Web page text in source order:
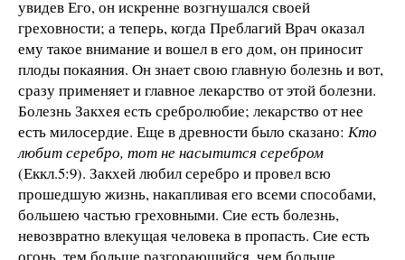
увидев Его, он искренне возгнушался своей
греховности; а теперь, когда Преблагий Врач оказал
ему такое внимание и вошел в его дом, он приносит
плоды покаяния. Он знает свою главную болезнь и вот,
сразу применяет и главное лекарство от этой болезни.
Болезнь Закхея есть сребролюбие; лекарство от нее
есть милосердие. Еще в древности было сказано: Кто
любит серебро, тот не насытится серебром
(Еккл.5:9). Закхей любил серебро и провел всю
прошедшую жизнь, накапливая его всеми способами,
большею частью греховными. Сие есть болезнь,
невозвратно влекущая человека в пропасть. Сие есть